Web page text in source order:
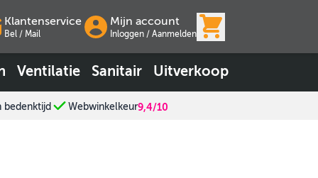
Klantenservice
Bel / Mail
Mijn account
Inloggen / Aanmelden
Ventilatie Sanitair Uitverkoop
bedenktijd Webwinkelkeur9,4/10